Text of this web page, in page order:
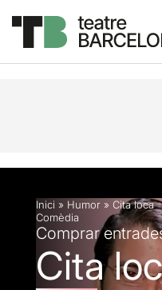
Descripció
Inici » Humor » Cita loca
Comèdia
Comprar
Cita